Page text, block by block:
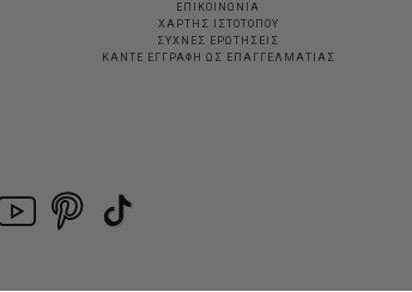
ΕΠΙΚΟΙΝΩΝΙΑ
ΧΑΡΤΗΣ ΙΣΤΟΤΟΠΟΥ
ΣΥΧΝΕΣ ΕΡΩΤΗΣΕΙΣ
ΚΆΝΤΕ ΕΓΓΡΑΦΉ ΩΣ ΕΠΑΓΓΕΛΜΑΤΊΑΣ